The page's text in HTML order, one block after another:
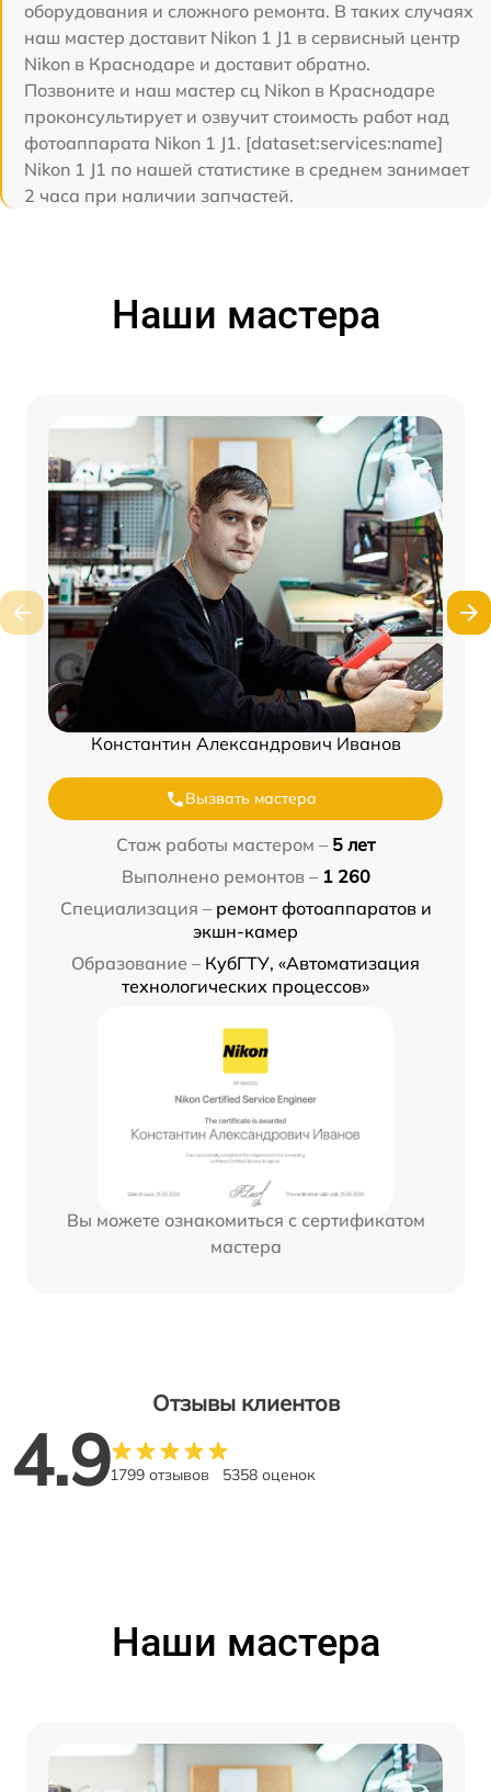
оборудования и сложного ремонта. В таких случаях
наш мастер доставит Nikon 1 J1 в сервисный центр
Nikon в Краснодаре и доставит обратно.
Позвоните и наш мастер сц Nikon в Краснодаре
проконсультирует и озвучит стоимость работ над
фотоаппарата Nikon 1 J1. [dataset:services:name]
Nikon 1 J1 по нашей статистике в среднем занимает
2 часа при наличии запчастей.
Наши мастера
Константин Александрович Иванов
Вызвать мастера
Стаж работы мастером – 5 лет
Выполнено ремонтов – 1 260
Специализация – ремонт фотоаппаратов и
экшн-камер
Образование – КубГТУ, «Автоматизация
технологических процессов»
Вы можете ознакомиться с сертификатом
мастера
Отзывы клиентов
4.91799 отзывов 5358 оценок
Наши мастера